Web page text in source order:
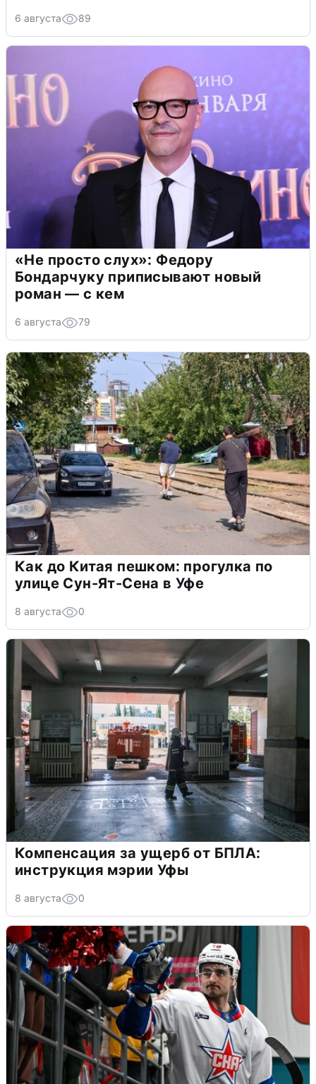
6 августа 89
«Не просто слух»: Федору
Бондарчуку приписывают новый
роман — с кем
6 августа 79
Как до Китая пешком: прогулка по
улице Сун-Ят-Сена в Уфе
8 августа 0
Компенсация за ущерб от БПЛА:
инструкция мэрии Уфы
8 августа 0